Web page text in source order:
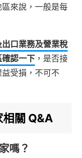
來說，一般是每
口業務及營業稅
認一下 ，是否接
受損，不可不
關 Q&A
嗎？